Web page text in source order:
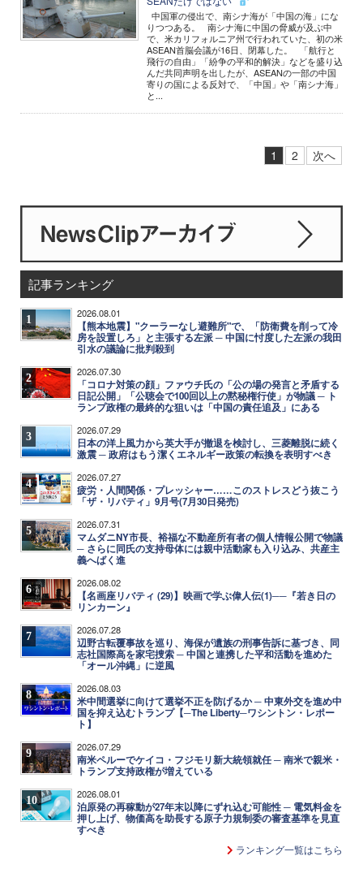
中国軍の侵出で、南シナ海が「中国の海」にな
りつつある。 南シナ海に中国の脅威が及ぶ中
で、米カリフォルニア州で行われていた、初の米
ASEAN首脳会議が16日、閉幕した。 「航行と
飛行の自由」「紛争の平和的解決」などを盛り込
んだ共同声明を出したが、ASEANの一部の中国
寄りの国による反対で、「中国」や「南シナ海」
と...
1 2 次へ
記事ランキング
1 2026.08.01
【熊本地震】"クーラーなし避難所"で、「防衛費を削って冷
房を設置しろ」と主張する左派 ─ 中国に忖度した左派の我田
引水の議論に批判殺到
2 2026.07.30
「コロナ対策の顔」ファウチ氏の「公の場の発言と矛盾する
日記公開」「公聴会で100回以上の黙秘権行使」が物議 ─ ト
ランプ政権の最終的な狙いは「中国の責任追及」にある
3 2026.07.29
日本の洋上風力から英大手が撤退を検討し、三菱離脱に続く
激震 ─ 政府はもう潔くエネルギー政策の転換を表明すべき
4 2026.07.27
疲労・人間関係・プレッシャー……このストレスどう抜こう
「ザ・リバティ」9月号(7月30日発売)
5 2026.07.31
マムダニNY市長、裕福な不動産所有者の個人情報公開で物議
─ さらに同氏の支持母体には親中活動家も入り込み、共産主
義へばく進
6 2026.08.02
【名画座リバティ (29)】映画で学ぶ偉人伝(1)──『若き日の
リンカーン』
7 2026.07.28
辺野古転覆事故を巡り、海保が遺族の刑事告訴に基づき、同
志社国際高を家宅捜索 ─ 中国と連携した平和活動を進めた
「オール沖縄」に逆風
8 2026.08.03
米中間選挙に向けて選挙不正を防げるか ─ 中東外交を進め中
国を抑え込むトランプ【─The Liberty─ワシントン・レポー
ト】
9 2026.07.29
南米ペルーでケイコ・フジモリ新大統領就任 ─ 南米で親米・
トランプ支持政権が増えている
10 2026.08.01
泊原発の再稼動が27年末以降にずれ込む可能性 ─ 電気料金を
押し上げ、物価高を助長する原子力規制委の審査基準を見直
すべき
ランキング一覧はこちら